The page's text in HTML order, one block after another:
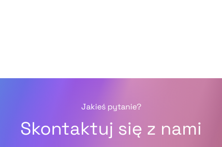
Jakieś pytanie?
Skontaktuj się z nami